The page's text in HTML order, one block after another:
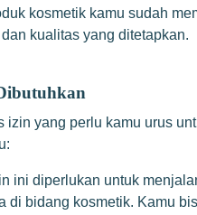
kosmetik kamu sudah
kualitas yang ditetapkan.
izin yang perlu kamu urus
ini diperlukan untuk
di bidang kosmetik. Kamu